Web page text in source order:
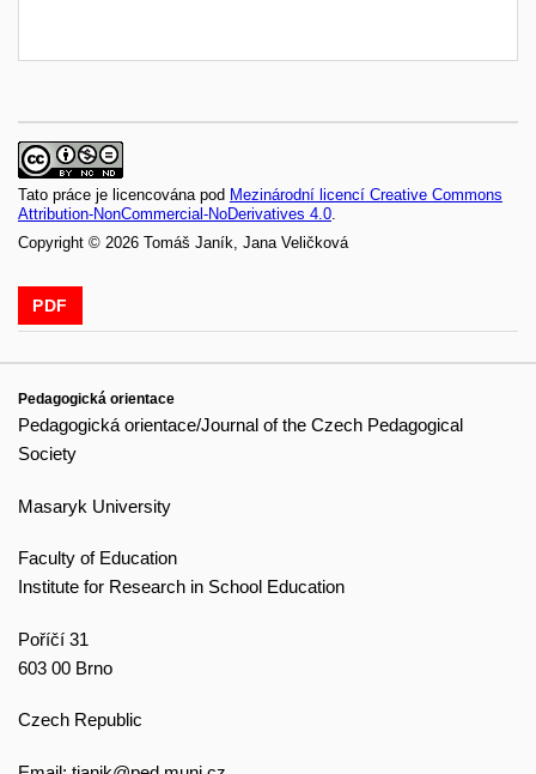
Tato práce je licencována pod Mezinárodní licencí Creative Commons
Attribution-NonCommercial-NoDerivatives 4.0.
Copyright © 2026 Tomáš Janík, Jana Veličková
PDF
Pedagogická orientace
Pedagogická orientace/Journal of the Czech Pedagogical
Society
Masaryk University
Faculty of Education
Institute for Research in School Education
Poříčí 31
603 00 Brno
Czech Republic